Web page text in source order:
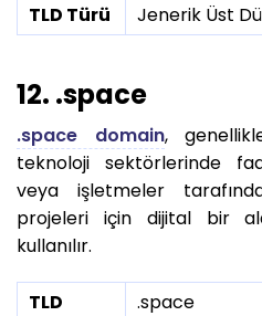
TLD Türü
Jenerik Üst
12. .space
.space domain,
teknoloji sektörlerinde
veya işletmeler
projeleri için dijital bir
kullanılır.
TLD
.space